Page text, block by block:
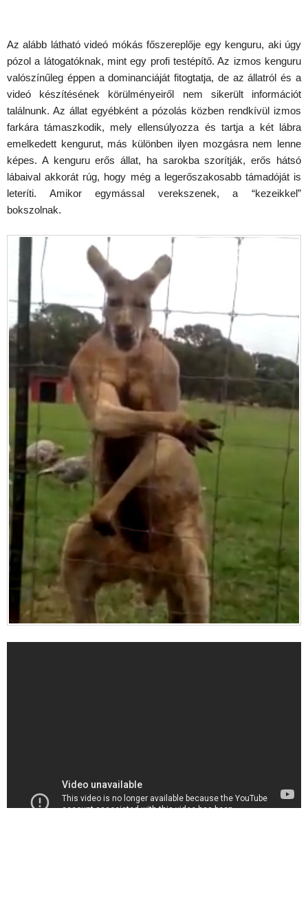
Az alább látható videó mókás főszereplője egy kenguru, aki úgy
pózol a látogatóknak, mint egy profi testépítő. Az izmos kenguru
valószínűleg éppen a dominanciáját fitogtatja, de az állatról és a
videó készítésének körülményeiről nem sikerült információt
találnunk. Az állat egyébként a pózolás közben rendkívül izmos
farkára támaszkodik, mely ellensúlyozza és tartja a két lábra
emelkedett kengurut, más különben ilyen mozgásra nem lenne
képes. A kenguru erős állat, ha sarokba szorítják, erős hátsó
lábaival akkorát rúg, hogy még a legerőszakosabb támadóját is
leteríti. Amikor egymással verekszenek, a “kezeikkel”
bokszolnak.